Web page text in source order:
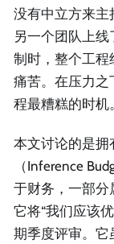
没有中立方来主
另一个团队上线
制时，整个工程
痛苦。在压力之
程最糟糕的时机。
本文讨论的是拥
（Inference
于财务，一部分
它将“我们应该
期季度评审。它